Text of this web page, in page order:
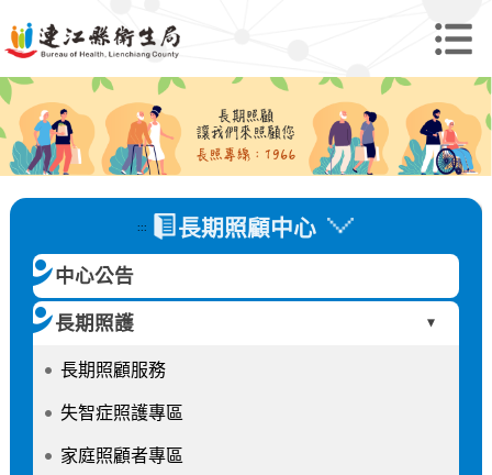
::: 長期照顧中心
中心公告
長期照護 ►
長期照顧服務
失智症照護專區
家庭照顧者專區